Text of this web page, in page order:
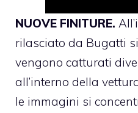
NUOVE FINITURE.
rilasciato da Bugatti
vengono catturati
all’interno della
le immagini si